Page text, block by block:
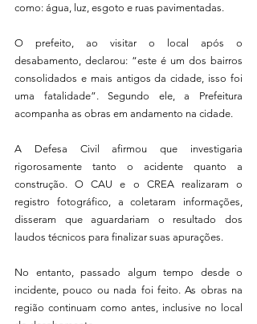
como: água, luz, esgoto e ruas pavimentadas.
O prefeito, ao visitar o local após o
desabamento, declarou: “este é um dos bairros
consolidados e mais antigos da cidade, isso foi
uma fatalidade”. Segundo ele, a Prefeitura
acompanha as obras em andamento na cidade.
A Defesa Civil afirmou que investigaria
rigorosamente tanto o acidente quanto a
construção. O CAU e o CREA realizaram o
registro fotográfico, a coletaram informações,
disseram que aguardariam o resultado dos
laudos técnicos para finalizar suas apurações.
No entanto, passado algum tempo desde o
incidente, pouco ou nada foi feito. As obras na
região continuam como antes, inclusive no local